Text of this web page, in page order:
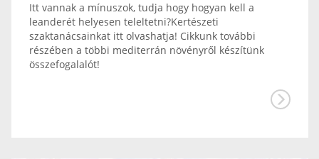
Itt vannak a mínuszok, tudja hogy hogyan kell a
leanderét helyesen teleltetni?Kertészeti
szaktanácsainkat itt olvashatja! Cikkunk további
részében a többi mediterrán növényről készítünk
összefogalalót!